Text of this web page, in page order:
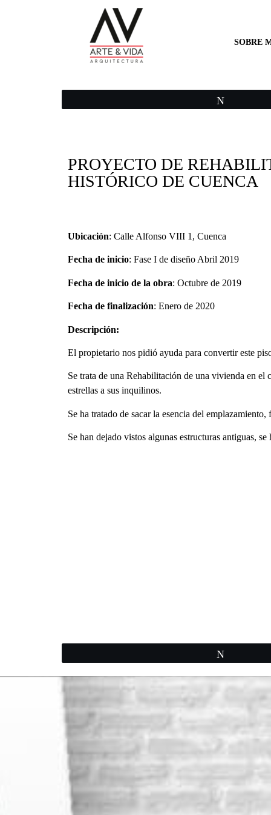
SOBRE
PROYECTO DE
HISTÓRICO DE CUENCA
Ubicación: Calle Alfonso VIII 1, Cuenca
Fecha de inicio: Fase I de diseño Abril 2019
Fecha de inicio de la obra: Octubre de 2019
Fecha de finalización: Enero de 2020
Descripción:
El propietario nos pidió ayuda para convertir este
Se trata de una Rehabilitación de una vivienda en
estrellas a sus inquilinos.
Se ha tratado de sacar la esencia del
Se han dejado vistos algunas estructuras antiguas,